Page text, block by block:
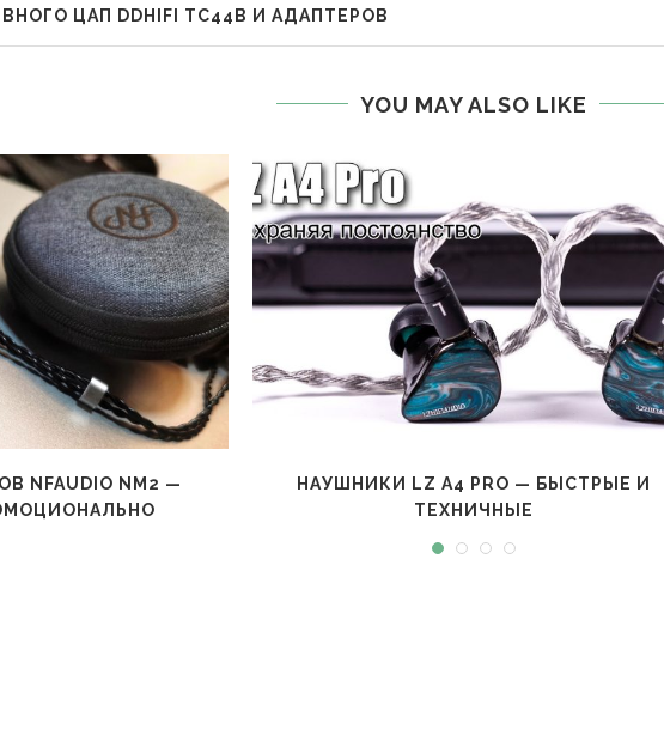
ЦАП DDHIFI TC44B И АДАПТЕРОВ
YOU MAY ALSO LIKE
NFAUDIO NM2 —
НАУШНИКИ LZ A4 PRO — БЫСТРЫЕ И
ТЕХНИЧНЫЕ